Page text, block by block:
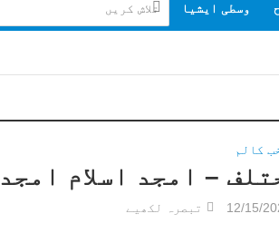
وسطی ایشیا
کالم
– امجد اسلام امجد
12/15/ تبصرہ لکھیے